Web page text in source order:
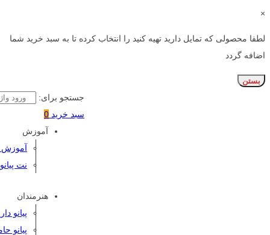
×
لطفا محصولی که تمایل دارید تهیه کنید را انتخاب کرده تا به سبد خرید شما
اضافه گردد
بستن
جستجو برای:
سبد خرید 0
آموزش
آموزش
نت پیانو
هنرمندان
پیانو
پیانو